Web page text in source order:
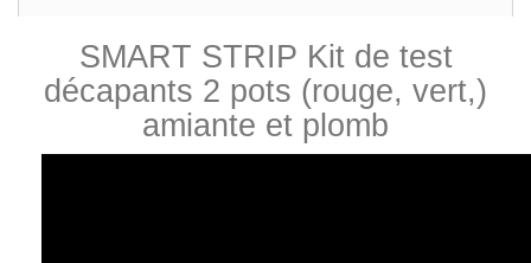
SMART STRIP Kit de test
décapants 2 pots (rouge, vert,)
amiante et plomb